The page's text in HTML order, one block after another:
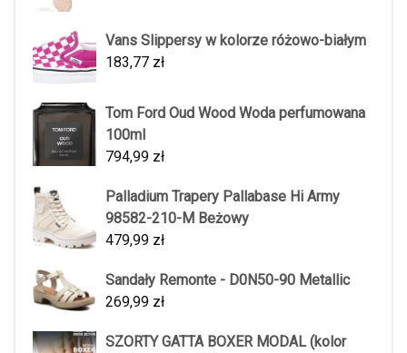
Vans Slippersy w kolorze różowo-białym
183,77 zł
Tom Ford Oud Wood Woda perfumowana
100ml
794,99 zł
Palladium Trapery Pallabase Hi Army
98582-210-M Beżowy
479,99 zł
Sandały Remonte - D0N50-90 Metallic
269,99 zł
SZORTY GATTA BOXER MODAL (kolor